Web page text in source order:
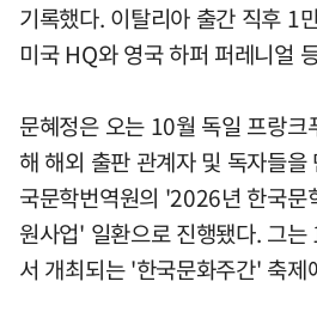
기록했다. 이탈리아 출간 직후 1
미국 HQ와 영국 하퍼 퍼레니얼
문혜정은 오는 10월 독일 프랑크
해 해외 출판 관계자 및 독자들
국문학번역원의 '2026년 한국문
원사업' 일환으로 진행됐다. 그
서 개최되는 '한국문화주간' 축제